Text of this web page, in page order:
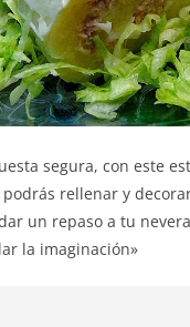
segura, con este
rellenar y
un repaso a tu
la imaginación»